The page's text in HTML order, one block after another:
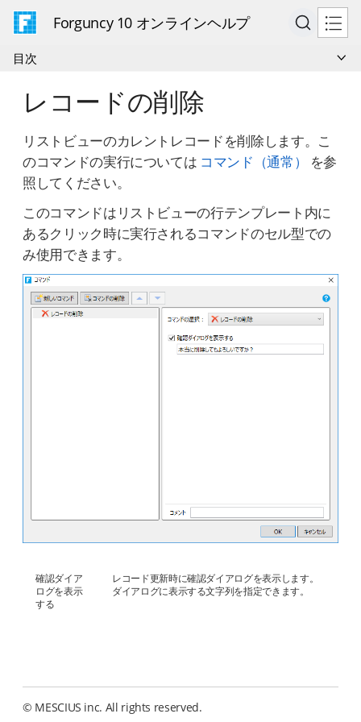
Forguncy 10 オンラインヘルプ
目次
レコードの削除
リストビューのカレントレコードを削除します。こ
のコマンドの実行については コマンド（通常）
を参
照してください。
このコマンドはリストビューの行テンプレート内に
あるクリック時に実行されるコマンドのセル型での
み使用できます。
確認ダイア
ログを表示
する
レコード更新時に確認ダイアログを表示します。
ダイアログに表示する文字列を指定できます。
© MESCIUS inc. All rights reserved.